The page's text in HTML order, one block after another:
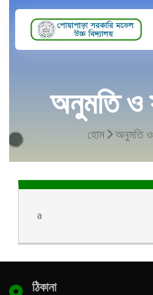
অনুমতি ও
হোম অনুমতি
a
ঠিকানা